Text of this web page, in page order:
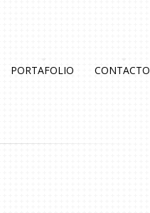
PORTAFOLIO CONTACTO